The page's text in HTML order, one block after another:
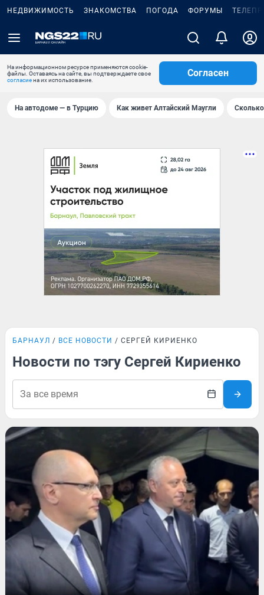
НЕДВИЖИМОСТЬ ЗНАКОМСТВА ПОГОДА ФОРУМЫ
На информационном ресурсе применяются cookie-
файлы. Оставаясь на сайте, вы подтверждаете свое
согласиена их использование.
Согласен
На автодоме — в Турцию Как живет Алтайский Маугли
БАРНАУЛ ВСЕ НОВОСТИ СЕРГЕЙ КИРИЕНКО
Новости по тэгу Сергей Кириенко